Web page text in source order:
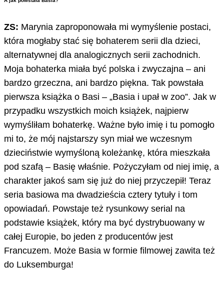
ZS: Marynia zaproponowała mi wymyślenie postaci,
która mogłaby stać się bohaterem serii dla dzieci,
alternatywnej dla analogicznych serii zachodnich.
Moja bohaterka miała być polska i zwyczajna – ani
bardzo grzeczna, ani bardzo piękna. Tak powstała
pierwsza książka o Basi – „Basia i upał w zoo”. Jak w
przypadku wszystkich moich książek, najpierw
wymyśliłam bohaterkę. Ważne było imię i tu pomogło
mi to, że mój najstarszy syn miał we wczesnym
dzieciństwie wymyśloną koleżankę, która mieszkała
pod szafą – Basię właśnie. Pożyczyłam od niej imię, a
charakter jakoś sam się już do niej przyczepił! Teraz
seria basiowa ma dwadzieścia cztery tytuły i tom
opowiadań. Powstaje też rysunkowy serial na
podstawie książek, który ma być dystrybuowany w
całej Europie, bo jeden z producentów jest
Francuzem. Może Basia w formie filmowej zawita też
do Luksemburga!